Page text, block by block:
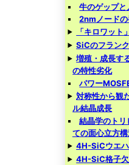
牛のゲップ
2nmノード
「キロワット
SiCのフラン
増殖・成長す
の特性劣化
パワー
対称性から観
ル結晶成長
結晶学のトリ
ての面心立方
4H-SiCウエ
4H-SiC格子